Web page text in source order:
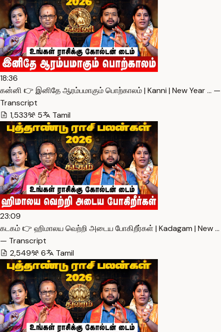
18:36
கன்னி 👉 இனிதே ஆரம்பமாகும் பொற்காலம் | Kanni | New Year … —
Transcript
1,533
5 Tamil
23:09
கடகம் 👉 ஹிமாலய வெற்றி அடைய போகிறீர்கள் | Kadagam | New …
— Transcript
2,549
6 Tamil